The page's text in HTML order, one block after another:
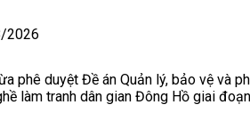
2026
phê duyệt Đề án Quản lý, bảo vệ và
làm tranh dân gian Đông Hồ giai